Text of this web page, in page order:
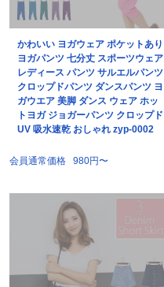
かわいい ヨガウェア ポケットあり
ヨガパンツ 七分丈 スポーツウェア
レディース パンツ サルエルパンツ
クロップドパンツ ダンスパンツ ヨ
ガウエア 美脚 ダンス ウェア ホッ
トヨガ ジョガーパンツ クロップド
UV 吸水速乾 おしゃれ zyp-0002
会員通常価格 980円〜